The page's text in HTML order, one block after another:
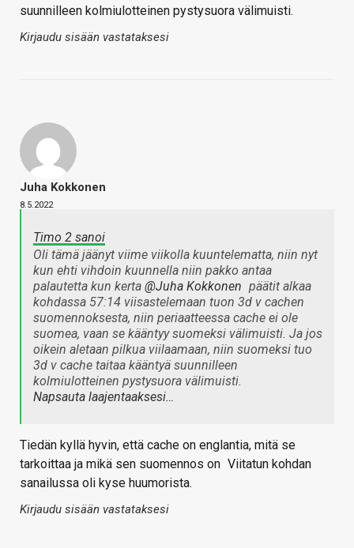
suunnilleen kolmiulotteinen pystysuora välimuisti.
Kirjaudu sisään vastataksesi
Juha Kokkonen
8.5.2022
Timo 2 sanoi
Oli tämä jäänyt viime viikolla kuuntelematta, niin nyt
kun ehti vihdoin kuunnella niin pakko antaa
palautetta kun kerta @Juha Kokkonen päätit alkaa
kohdassa 57:14 viisastelemaan tuon 3d v cachen
suomennoksesta, niin periaatteessa cache ei ole
suomea, vaan se kääntyy suomeksi välimuisti. Ja jos
oikein aletaan pilkua viilaamaan, niin suomeksi tuo
3d v cache taitaa kääntyä suunnilleen
kolmiulotteinen pystysuora välimuisti.
Napsauta laajentaaksesi…
Tiedän kyllä hyvin, että cache on englantia, mitä se
tarkoittaa ja mikä sen suomennos on Viitatun kohdan
sanailussa oli kyse huumorista.
Kirjaudu sisään vastataksesi